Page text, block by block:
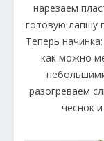
нарезаем
готовую лапшу
Теперь
как можно
разогреваем
чеснок